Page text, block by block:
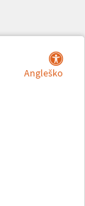
Angleško